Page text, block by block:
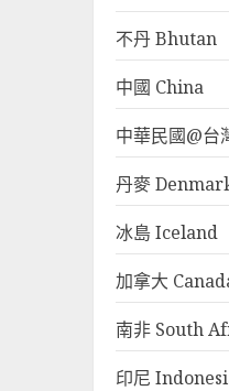
不丹 Bhutan
中國 China
中華民國@
丹麥
冰島 Iceland
加拿大
南非 South
印尼